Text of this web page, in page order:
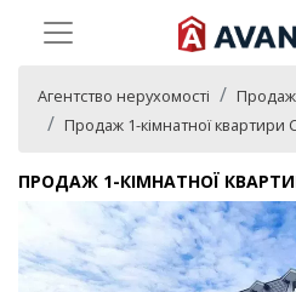
Агентство нерухомості
Продаж 1-кімнатної квартири
ПРОДАЖ 1-КІМНАТНОЇ